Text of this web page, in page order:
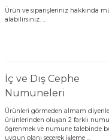
Ürün ve siparişleriniz hakkında
alabilirsiniz. ...
İç ve Dış Cephe
Numuneleri
Ürünleri görmeden almam
ürünlerinden oluşan 2 farklı
öğrenmek ve numune talebinde
uygun olanı seçerek işleme ...